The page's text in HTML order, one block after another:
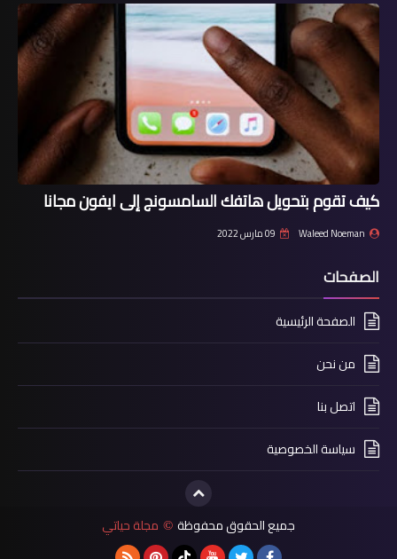
كيف تقوم بتحويل هاتفك السامسونج إلى ايفون مجانا
Waleed Noeman 09 مارس 2022
الصفحات
الصفحة الرئيسية
من نحن
اتصل بنا
سياسة الخصوصية
جميع الحقوق محفوظة © مجلة حياتي